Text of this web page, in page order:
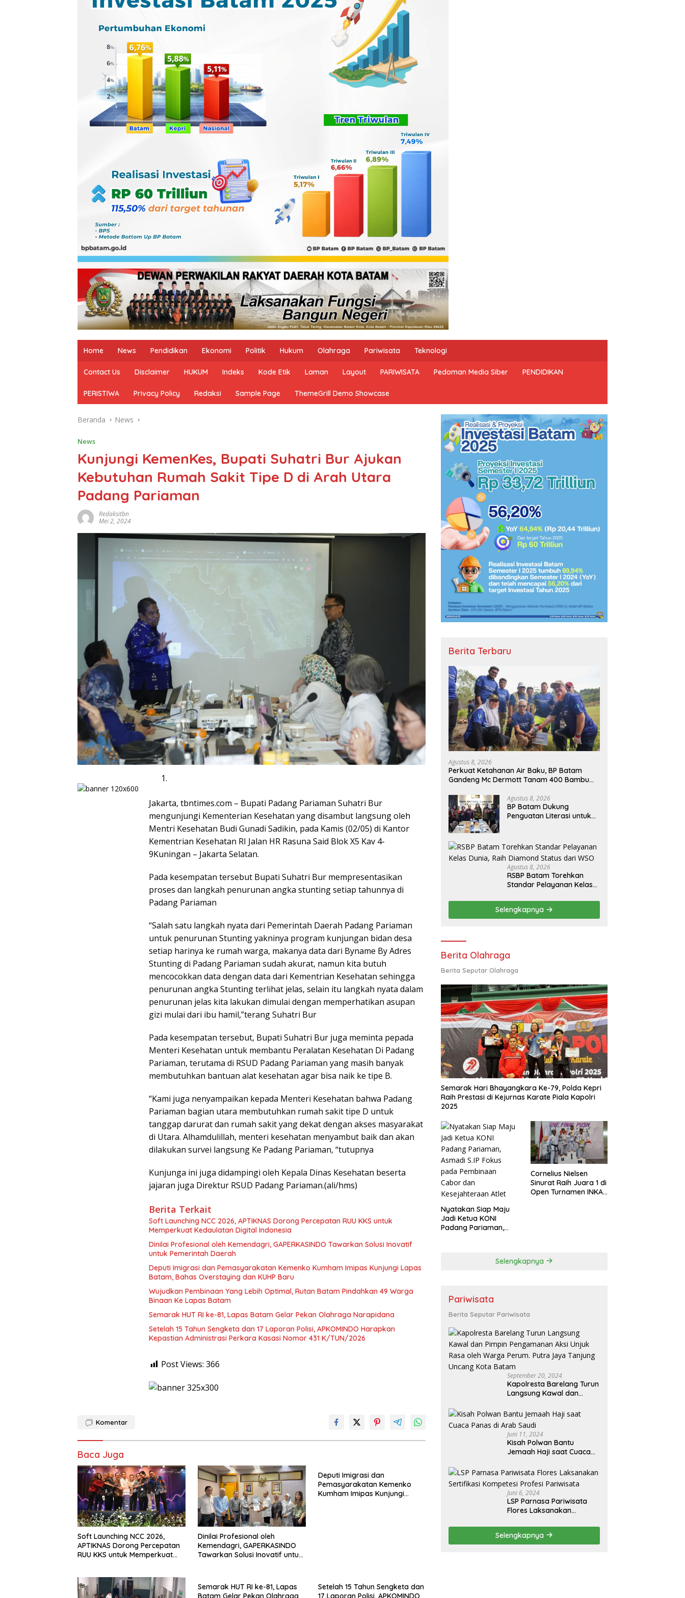
Home News Pendidikan Ekonomi Politik Hukum Olahraga Pariwisata Teknologi
Contact Us Disclaimer HUKUM Indeks Kode Etik Laman Layout PARIWISATA Pedoman Media Siber PENDIDIKAN
PERISTIWA Privacy Policy Redaksi Sample Page ThemeGrill Demo Showcase
Beranda News
News
Kunjungi KemenKes, Bupati Suhatri Bur Ajukan
Kebutuhan Rumah Sakit Tipe D di Arah Utara
Padang Pariaman
Redaksitbn
Mei 2, 2024
Jakarta, tbntimes.com – Bupati Padang Pariaman Suhatri Bur
mengunjungi Kementerian Kesehatan yang disambut langsung oleh
Mentri Kesehatan Budi Gunadi Sadikin, pada Kamis (02/05) di Kantor
Kementrian Kesehatan RI Jalan HR Rasuna Said Blok X5 Kav 4-
9Kuningan – Jakarta Selatan.
Pada kesempatan tersebut Bupati Suhatri Bur mempresentasikan
proses dan langkah penurunan angka stunting setiap tahunnya di
Padang Pariaman
“Salah satu langkah nyata dari Pemerintah Daerah Padang Pariaman
untuk penurunan Stunting yakninya program kunjungan bidan desa
setiap harinya ke rumah warga, makanya data dari Byname By Adres
Stunting di Padang Pariaman sudah akurat, namun kita butuh
mencocokkan data dengan data dari Kementrian Kesehatan sehingga
penurunan angka Stunting terlihat jelas, selain itu langkah nyata dalam
penurunan jelas kita lakukan dimulai dengan memperhatikan asupan
gizi mulai dari ibu hamil,”terang Suhatri Bur
Pada kesempatan tersebut, Bupati Suhatri Bur juga meminta pepada
Menteri Kesehatan untuk membantu Peralatan Kesehatan Di Padang
Pariaman, terutama di RSUD Padang Pariaman yang masih banyak
membutuhkan bantuan alat kesehatan agar bisa naik ke tipe B.
“Kami juga nenyampaikan kepada Menteri Kesehatan bahwa Padang
Pariaman bagian utara membutuhkan rumah sakit tipe D untuk
tanggap darurat dan rumah sakit yang dekat dengan akses masyarakat
di Utara. Alhamdulillah, menteri kesehatan menyambut baik dan akan
dilakukan survei langsung Ke Padang Pariaman, “tutupnya
Kunjunga ini juga didampingi oleh Kepala Dinas Kesehatan beserta
jajaran juga Direktur RSUD Padang Pariaman.(ali/hms)
Berita Terkait
Soft Launching NCC 2026, APTIKNAS Dorong Percepatan RUU KKS untuk
Memperkuat Kedaulatan Digital Indonesia
Dinilai Profesional oleh Kemendagri, GAPERKASINDO Tawarkan Solusi Inovatif
untuk Pemerintah Daerah
Deputi Imigrasi dan Pemasyarakatan Kemenko Kumham Imipas Kunjungi Lapas
Batam, Bahas Overstaying dan KUHP Baru
Wujudkan Pembinaan Yang Lebih Optimal, Rutan Batam Pindahkan 49 Warga
Binaan Ke Lapas Batam
Semarak HUT RI ke-81, Lapas Batam Gelar Pekan Olahraga Narapidana
Setelah 15 Tahun Sengketa dan 17 Laporan Polisi, APKOMINDO Harapkan
Kepastian Administrasi Perkara Kasasi Nomor 431 K/TUN/2026
Post Views: 366
Komentar
Baca Juga
Soft Launching NCC 2026,
APTIKNAS Dorong Percepatan
RUU KKS untuk Memperkuat
Dinilai Profesional oleh
Kemendagri, GAPERKASINDO
Tawarkan Solusi Inovatif untuk
Deputi Imigrasi dan
Pemasyarakatan Kemenko
Kumham Imipas Kunjungi
Semarak HUT RI ke-81, Lapas
Batam Gelar Pekan Olahraga
Setelah 15 Tahun Sengketa dan
17 Laporan Polisi, APKOMINDO
Berita Terbaru
Agustus 8, 2026
Perkuat Ketahanan Air Baku, BP Batam
Gandeng Mc Dermott Tanam 400 Bambu
Agustus 8, 2026
BP Batam Dukung
Penguatan Literasi untuk
Generasi Masa Depan
Agustus 8, 2026
RSBP Batam Torehkan
Standar Pelayanan Kelas
Status dari WSO
Selengkapnya
Berita Olahraga
Berita Seputar Olahraga
Semarak Hari Bhayangkara Ke-79, Polda Kepri
Raih Prestasi di Kejurnas Karate Piala Kapolri
2025
Nyatakan Siap Maju
Jadi Ketua KONI
Padang Pariaman,
Kesejahteraan Atlet
Cornelius Nielsen
Sinurat Raih Juara 1 di
Open Turnamen INKAI
Selengkapnya
Pariwisata
Berita Seputar Pariwisata
September 20, 2024
Kapolresta Barelang Turun
Langsung Kawal dan
Unjuk Rasa oleh Warga
Perum. Putra Jaya
Tanjung Uncang Kota
Batam
Juni 11, 2024
Kisah Polwan Bantu
Jemaah Haji saat Cuaca
Juni 6, 2024
LSP Parnasa Pariwisata
Flores Laksanakan
Profesi Pariwisata
Selengkapnya